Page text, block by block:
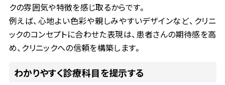
クの雰囲気や特徴を感じ取るからです。
例えば、心地よい色彩や親しみやすいデザインなど、クリニ
ックのコンセプトに合わせた表現は、患者さんの期待感を高
め、クリニックへの信頼を構築します。
わかりやすく診療科目を提示する